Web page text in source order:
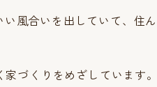
風合いを出していて、住ん
づくりをめざしています。